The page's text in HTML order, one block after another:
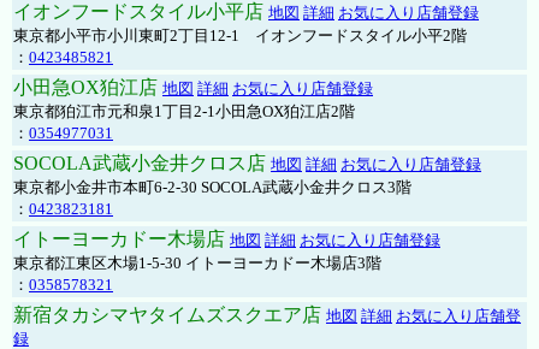
イオンフードスタイル小平店 地図 詳細 お気に入り店舗登録
東京都小平市小川東町2丁目12-1 イオンフードスタイル小平2階
： 0423485821
小田急OX狛江店 地図 詳細 お気に入り店舗登録
東京都狛江市元和泉1丁目2-1小田急OX狛江店2階
： 0354977031
SOCOLA武蔵小金井クロス店 地図 詳細 お気に入り店舗登録
東京都小金井市本町6-2-30 SOCOLA武蔵小金井クロス3階
： 0423823181
イトーヨーカドー木場店 地図 詳細 お気に入り店舗登録
東京都江東区木場1-5-30 イトーヨーカドー木場店3階
： 0358578321
新宿タカシマヤタイムズスクエア店 地図 詳細 お気に入り店舗登
録